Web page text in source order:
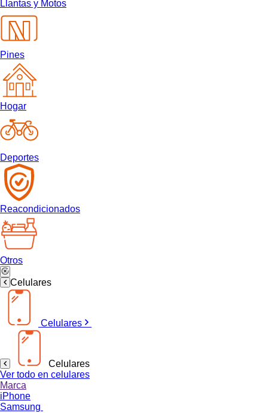
Llantas y Motos
Pines
Hogar
Deportes
Reacondicionados
Otros
Celulares
Celulares
Celulares
Ver todo en celulares
Marca
iPhone
Samsung